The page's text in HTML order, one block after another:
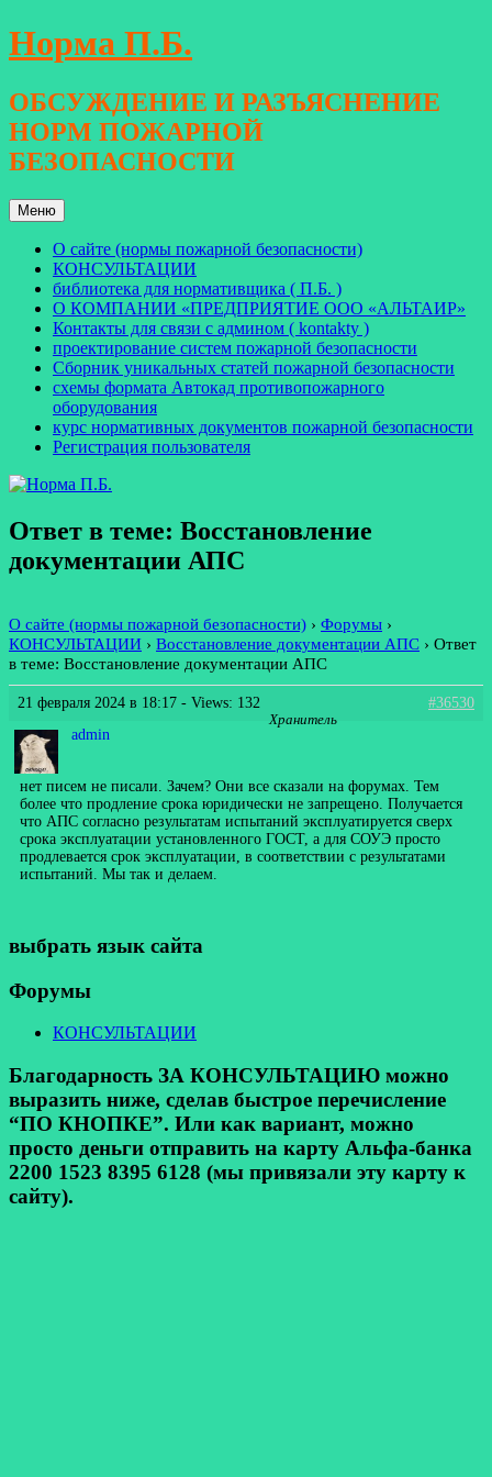
Перейти
к
Норма П.Б.
ОБСУЖДЕНИЕ И РАЗЪЯСНЕНИЕ
НОРМ ПОЖАРНОЙ
БЕЗОПАСНОСТИ
Меню
О сайте (нормы пожарной безопасности)
КОНСУЛЬТАЦИИ
библиотека для нормативщика ( П.Б. )
О КОМПАНИИ «ПРЕДПРИЯТИЕ ООО «АЛЬТАИР»
Контакты для связи с админом ( kontakty )
проектирование систем пожарной безопасности
Сборник уникальных статей пожарной безопасности
схемы формата Автокад противопожарного
оборудования
курс нормативных документов пожарной безопасности
Регистрация пользователя
Ответ в теме: Восстановление
документации АПС
О сайте (нормы пожарной безопасности) › Форумы ›
КОНСУЛЬТАЦИИ › Восстановление документации АПС › Ответ
в теме: Восстановление документации АПС
21 февраля 2024 в 18:17 - Views: 132
#36530
admin
Хранитель
нет писем не писали. Зачем? Они все сказали на форумах. Тем
более что продление срока юридически не запрещено. Получается
что АПС согласно результатам испытаний эксплуатируется сверх
срока эксплуатации установленного ГОСТ, а для СОУЭ просто
продлевается срок эксплуатации, в соответствии с результатами
испытаний. Мы так и делаем.
выбрать язык сайта
Форумы
КОНСУЛЬТАЦИИ
Благодарность ЗА КОНСУЛЬТАЦИЮ можно
выразить ниже, сделав быстрое перечисление
“ПО КНОПКЕ”. Или как вариант, можно
просто деньги отправить на карту Альфа-банка
2200 1523 8395 6128 (мы привязали эту карту к
сайту).